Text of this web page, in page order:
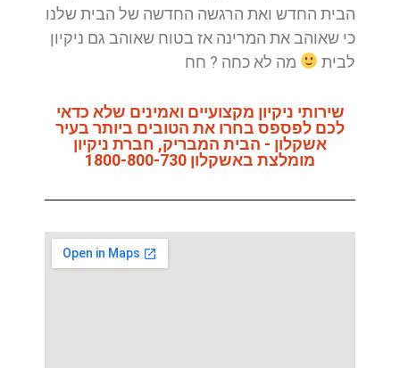
הבית החדש ואת הרגשה החדשה של הבית שלנו
כי שאוהב את המרינה אז בטוח שאוהב גם ניקיון
לבית
מה לא כחה ? חח
שירותי ניקיון מקצועיים ואמינים שלא כדאי
לכם לפספס בחרו את הטובים ביותר בעיר
אשקלון - הבית המבריק, חברת ניקיון
מומלצת באשקלון 1800-800-730